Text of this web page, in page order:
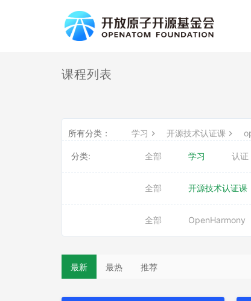
课程列表
所有分类： 学习 开源技术认证课
分类: 全部 学习 认证
全部 开源技术认证课
全部 OpenHarmony
最新 最热 推荐